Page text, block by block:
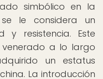
simbólico en la
le considera un
y resistencia. Este
a lo largo
un estatus
La introducción